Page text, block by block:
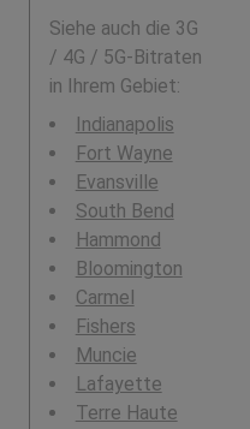
Siehe auch die 3G
/ 4G / 5G-Bitraten
in Ihrem Gebiet:
Indianapolis
Fort Wayne
Evansville
South Bend
Hammond
Bloomington
Carmel
Fishers
Muncie
Lafayette
Terre Haute